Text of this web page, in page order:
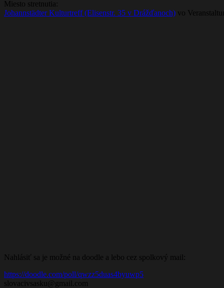
Miesto stretnutia:
Johannstädter Kulturtreff (Elisenstr. 35 v Drážďanoch) vo
Nahlásiť sa je možné na doodle a lebo cez spolkový mail:
https://doodle.com/poll/qwzz5duas4byuwp5
slovacivsasku@gmail.com